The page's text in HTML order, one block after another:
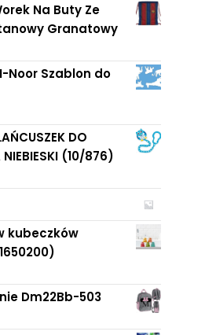
Na Buty Ze
Granatowy
Noor Szablon do
DO
(10/876)
kubeczków
Dm22Bb-503